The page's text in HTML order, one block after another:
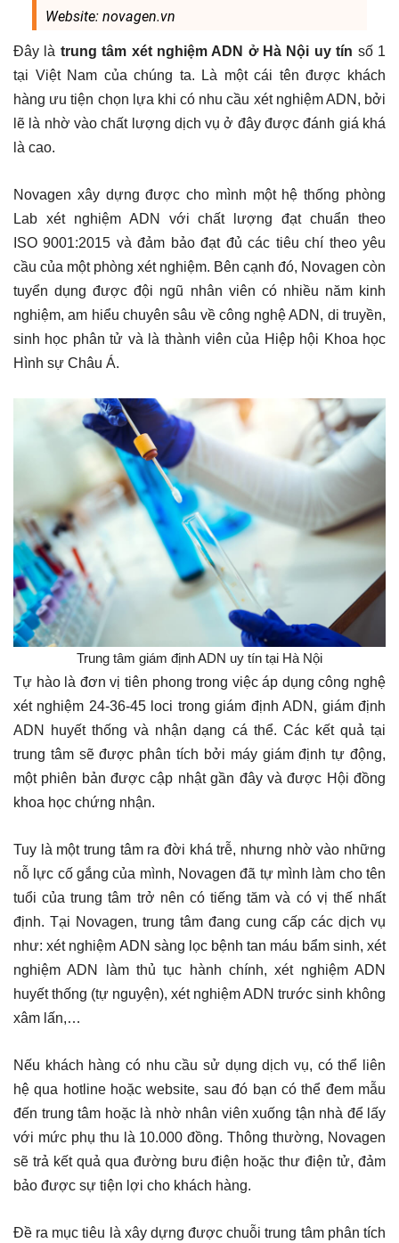
Website: novagen.vn
Đây là trung tâm xét nghiệm ADN ở Hà Nội uy tín số 1
tại Việt Nam của chúng ta. Là một cái tên được khách
hàng ưu tiện chọn lựa khi có nhu cầu xét nghiệm ADN, bởi
lẽ là nhờ vào chất lượng dịch vụ ở đây được đánh giá khá
là cao.
Novagen xây dựng được cho mình một hệ thống phòng
Lab xét nghiệm ADN với chất lượng đạt chuẩn theo
ISO 9001:2015 và đảm bảo đạt đủ các tiêu chí theo yêu
cầu của một phòng xét nghiệm. Bên cạnh đó, Novagen còn
tuyển dụng được đội ngũ nhân viên có nhiều năm kinh
nghiệm, am hiểu chuyên sâu về công nghệ ADN, di truyền,
sinh học phân tử và là thành viên của Hiệp hội Khoa học
Hình sự Châu Á.
Trung tâm giám định ADN uy tín tại Hà Nội
Tự hào là đơn vị tiên phong trong việc áp dụng công nghệ
xét nghiệm 24-36-45 loci trong giám định ADN, giám định
ADN huyết thống và nhận dạng cá thể. Các kết quả tại
trung tâm sẽ được phân tích bởi máy giám định tự động,
một phiên bản được cập nhật gần đây và được Hội đồng
khoa học chứng nhận.
Tuy là một trung tâm ra đời khá trễ, nhưng nhờ vào những
nỗ lực cố gắng của mình, Novagen đã tự mình làm cho tên
tuổi của trung tâm trở nên có tiếng tăm và có vị thế nhất
định. Tại Novagen, trung tâm đang cung cấp các dịch vụ
như: xét nghiệm ADN sàng lọc bệnh tan máu bẩm sinh, xét
nghiệm ADN làm thủ tục hành chính, xét nghiệm ADN
huyết thống (tự nguyện), xét nghiệm ADN trước sinh không
xâm lấn,…
Nếu khách hàng có nhu cầu sử dụng dịch vụ, có thể liên
hệ qua hotline hoặc website, sau đó bạn có thể đem mẫu
đến trung tâm hoặc là nhờ nhân viên xuống tận nhà để lấy
với mức phụ thu là 10.000 đồng. Thông thường, Novagen
sẽ trả kết quả qua đường bưu điện hoặc thư điện tử, đảm
bảo được sự tiện lợi cho khách hàng.
Đề ra mục tiêu là xây dựng được chuỗi trung tâm phân tích